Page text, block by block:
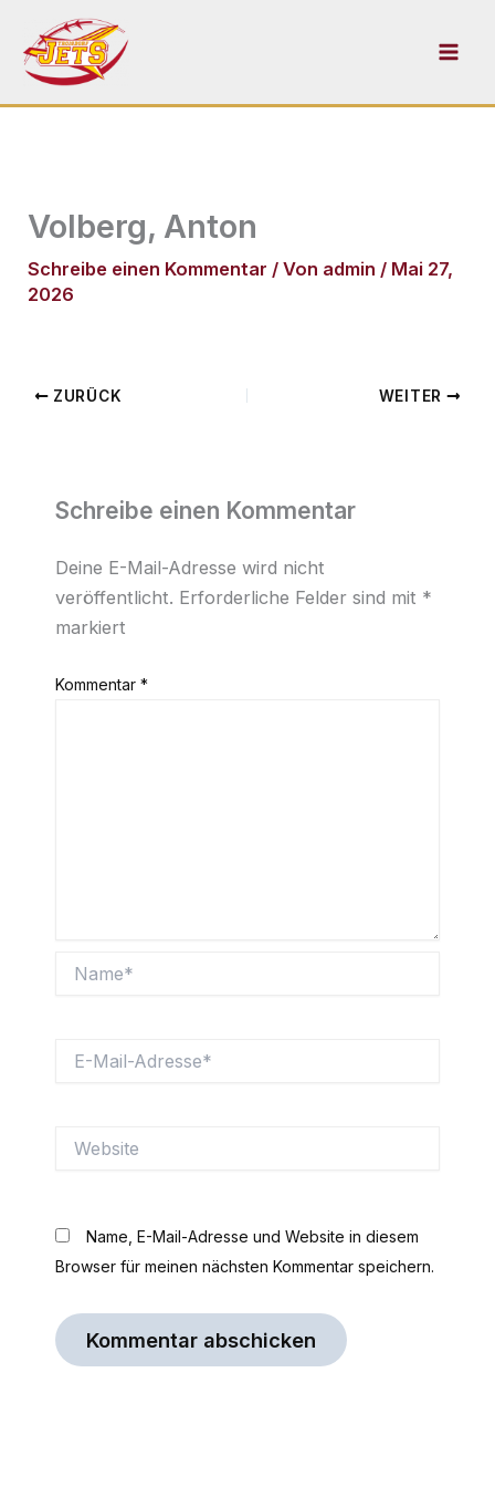
Inhalt
springen
Volberg, Anton
Schreibe einen Kommentar / Von admin / Mai 27,
2026
ZURÜCK WEITER
Schreibe einen Kommentar
Deine E-Mail-Adresse wird nicht
veröffentlicht. Erforderliche Felder sind mit *
markiert
Kommentar *
Mail-
Name, E-Mail-Adresse und Website in diesem
Browser für meinen nächsten Kommentar speichern.